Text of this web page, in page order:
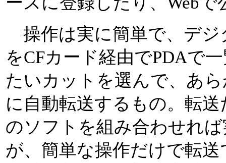
操作は実に簡単で、デジ
をCFカード経由でPDAで
たいカットを選んで、あ
に自動転送するもの。転
のソフトを組み合わせれ
が、簡単な操作だけで転